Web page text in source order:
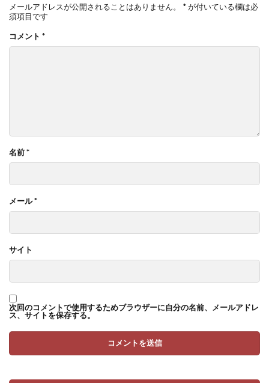
メールアドレスが公開されることはありません。 *が付いている欄は必
須項目です
コメント *
名前*
メール*
サイト
次回のコメントで使用するためブラウザーに自分の名前、メールアドレ
ス、サイトを保存する。